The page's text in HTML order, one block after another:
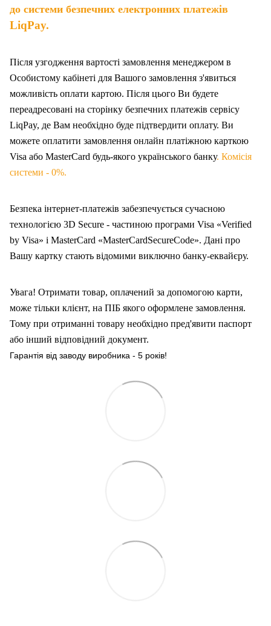
до системи безпечних електронних платежів
LiqPay.
Після узгодження вартості замовлення менеджером в
Особистому кабінеті для Вашого замовлення з'явиться
можливість оплати картою. Після цього Ви будете
переадресовані на сторінку безпечних платежів сервісу
LiqPay, де Вам необхідно буде підтвердити оплату. Ви
можете оплатити замовлення онлайн платіжною карткою
Visa або MasterCard будь-якого українського банку. Комісія
системи - 0%.
Безпека інтернет-платежів забезпечується сучасною
технологією 3D Secure - частиною програми Visa «Verified
by Visa» і MasterCard «MasterCardSecureCode». Дані про
Вашу картку стають відомими виключно банку-еквайєру.
Увага! Отримати товар, оплачений за допомогою карти,
може тільки клієнт, на ПІБ якого оформлене замовлення.
Тому при отриманні товару необхідно пред'явити паспорт
або інший відповідний документ.
Гарантія від заводу виробника - 5 років!